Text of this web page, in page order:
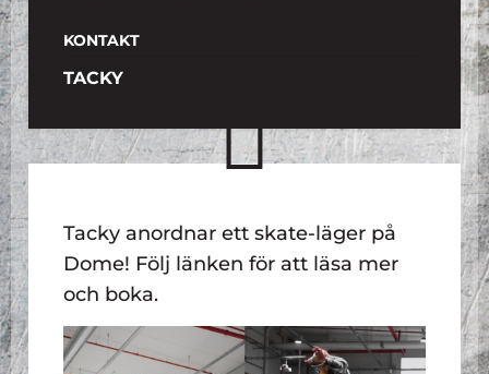
KONTAKT
TACKY
Tacky anordnar ett skate-läger på
Dome! Följ länken för att läsa mer
och boka.